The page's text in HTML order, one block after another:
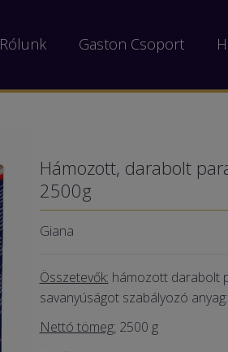
Rólunk Gaston Csoport
Hámozott, darabolt
2500g
Giana
Összetevők: hámozott darabolt
savanyúságot szabályozó
Nettó tömeg: 2500 g